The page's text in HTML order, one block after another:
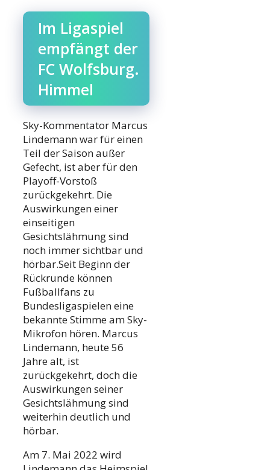
Im Ligaspiel
empfängt der
FC Wolfsburg.
Himmel
Sky-Kommentator Marcus
Lindemann war für einen
Teil der Saison außer
Gefecht, ist aber für den
Playoff-Vorstoß
zurückgekehrt. Die
Auswirkungen einer
einseitigen
Gesichtslähmung sind
noch immer sichtbar und
hörbar.Seit Beginn der
Rückrunde können
Fußballfans zu
Bundesligaspielen eine
bekannte Stimme am Sky-
Mikrofon hören. Marcus
Lindemann, heute 56
Jahre alt, ist
zurückgekehrt, doch die
Auswirkungen seiner
Gesichtslähmung sind
weiterhin deutlich und
hörbar.
Am 7. Mai 2022 wird